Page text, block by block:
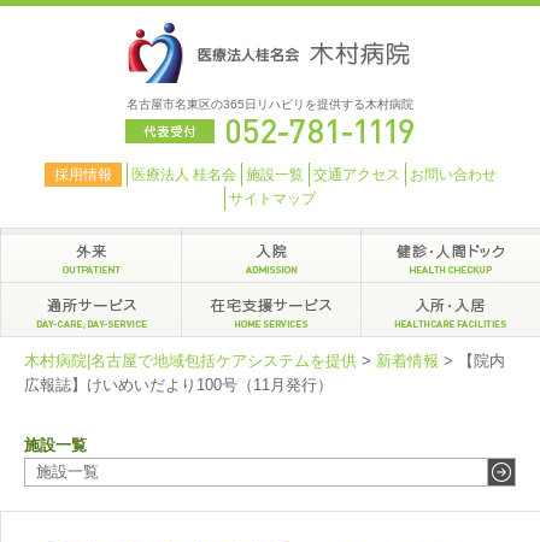
名古屋市名東区の365日リハビリを提供する木村病院
採用情報 医療法人 桂名会 施設一覧 交通アクセス
お問い合わせ
サイトマップ
木村病院|名古屋で地域包括ケアシステムを提供 > 新着情報 >
【院内
広報誌】けいめいだより100号（11月発行）
施設一覧
施設一覧